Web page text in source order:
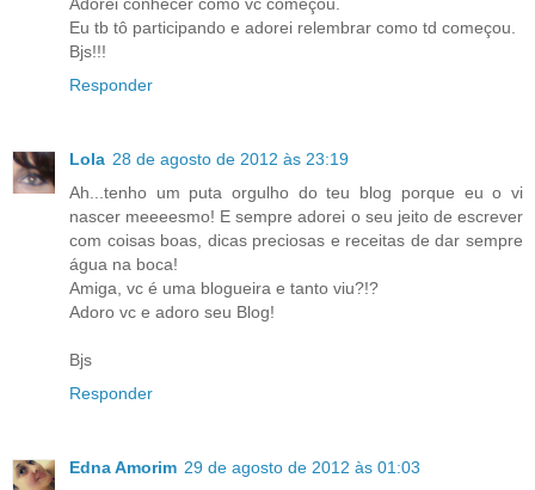
Adorei conhecer como vc começou.
Eu tb tô participando e adorei relembrar como td começou.
Bjs!!!
Responder
Lola 28 de agosto de 2012 às 23:19
Ah...tenho um puta orgulho do teu blog porque eu o vi
nascer meeeesmo! E sempre adorei o seu jeito de escrever
com coisas boas, dicas preciosas e receitas de dar sempre
água na boca!
Amiga, vc é uma blogueira e tanto viu?!?
Adoro vc e adoro seu Blog!
Bjs
Responder
Edna Amorim 29 de agosto de 2012 às 01:03